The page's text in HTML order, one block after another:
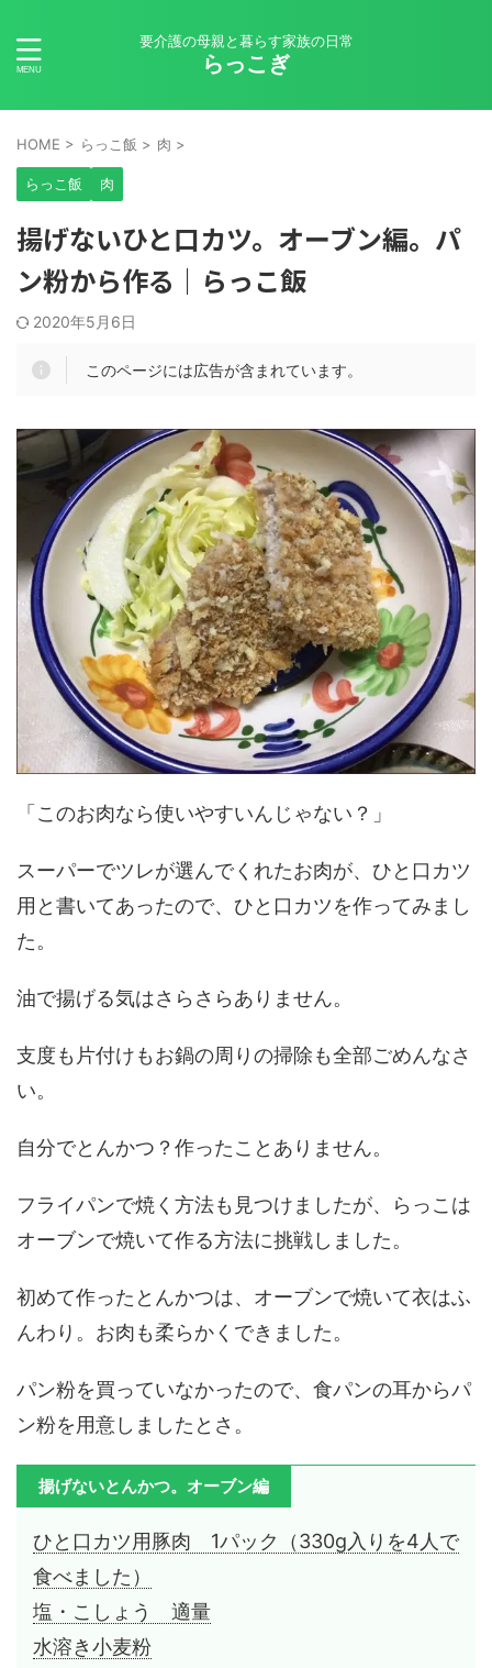
要介護の母親と暮らす家族の日常
らっこぎ
HOME > らっこ飯 > 肉 >
らっこ飯 肉
揚げないひと口カツ。オーブン編。パ
ン粉から作る｜らっこ飯
2020年5月6日
このページには広告が含まれています。
「このお肉なら使いやすいんじゃない？」
スーパーでツレが選んでくれたお肉が、ひと口カツ
用と書いてあったので、ひと口カツを作ってみまし
た。
油で揚げる気はさらさらありません。
支度も片付けもお鍋の周りの掃除も全部ごめんなさ
い。
自分でとんかつ？作ったことありません。
フライパンで焼く方法も見つけましたが、らっこは
オーブンで焼いて作る方法に挑戦しました。
初めて作ったとんかつは、オーブンで焼いて衣はふ
んわり。お肉も柔らかくできました。
パン粉を買っていなかったので、食パンの耳からパ
ン粉を用意しましたとさ。
揚げないとんかつ。オーブン編
ひと口カツ用豚肉 1パック（330g入りを4人で
食べました）
塩・こしょう 適量
水溶き小麦粉